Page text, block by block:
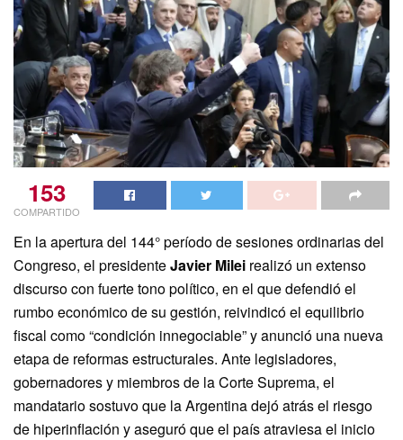
153
COMPARTIDO
En la apertura del 144° período de sesiones ordinarias del
Congreso, el presidenteJavier Milei realizó un extenso
discurso con fuerte tono político, en el que defendió el
rumbo económico de su gestión, reivindicó el equilibrio
fiscal como “condición innegociable” y anunció una nueva
etapa de reformas estructurales. Ante legisladores,
gobernadores y miembros de la Corte Suprema, el
mandatario sostuvo que la Argentina dejó atrás el riesgo
de hiperinflación y aseguró que el país atraviesa el inicio